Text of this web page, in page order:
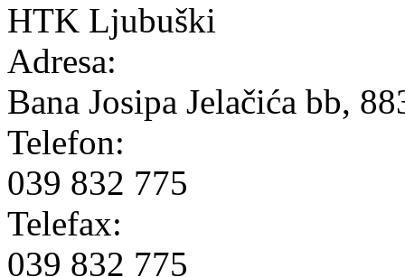
HTK Ljubuški
Adresa:
Bana Josipa Jelačića bb,
Telefon:
039 832 775
Telefax:
039 832 775